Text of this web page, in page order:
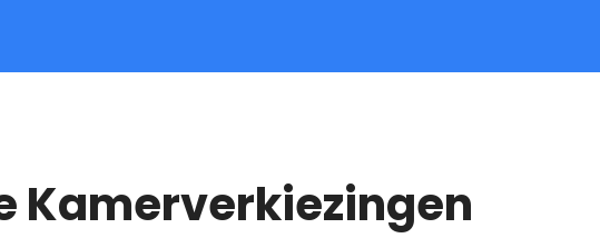
Kamerverkiezingen